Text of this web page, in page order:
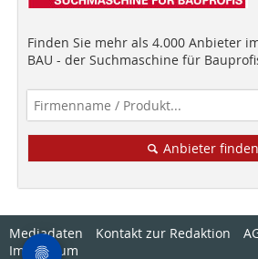
Finden Sie mehr als 4.000 Anbieter im
BAU - der Suchmaschine für
Anbieter
Mediadaten Kontakt zur Redaktion
Impressum